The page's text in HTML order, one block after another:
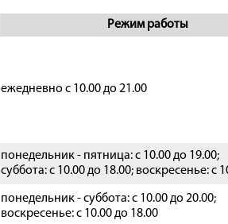
Режим работы
ежедневно с 10.00 до 21.00
понедельник - пятница: с 10.00 до 19.00;
суббота: с 10.00 до 18.00; воскресенье: с
понедельник - суббота: с 10.00 до 20.00;
воскресенье: с 10.00 до 18.00